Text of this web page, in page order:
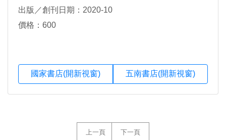
出版／創刊日期：2020-10
價格：600
國家書店(開新視窗) 五南書店(開新視窗)
上一頁 下一頁